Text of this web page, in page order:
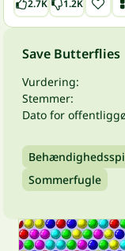
2.7K 1.2K
Save Butterflies
Vurdering:
Stemmer:
Dato for
Sommerfugle